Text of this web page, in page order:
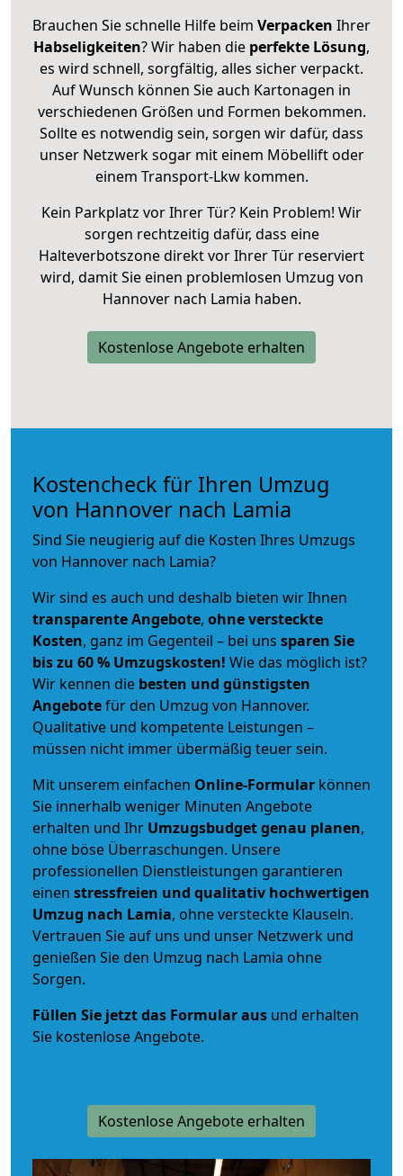
Brauchen Sie schnelle Hilfe beim Verpacken Ihrer
Habseligkeiten? Wir haben die perfekte Lösung,
es wird schnell, sorgfältig, alles sicher verpackt.
Auf Wunsch können Sie auch Kartonagen in
verschiedenen Größen und Formen bekommen.
Sollte es notwendig sein, sorgen wir dafür, dass
unser Netzwerk sogar mit einem Möbellift oder
einem Transport-Lkw kommen.
Kein Parkplatz vor Ihrer Tür? Kein Problem! Wir
sorgen rechtzeitig dafür, dass eine
Halteverbotszone direkt vor Ihrer Tür reserviert
wird, damit Sie einen problemlosen Umzug von
Hannover nach Lamia haben.
Kostenlose Angebote erhalten
Kostencheck für Ihren Umzug
von Hannover nach Lamia
Sind Sie neugierig auf die Kosten Ihres Umzugs
von Hannover nach Lamia?
Wir sind es auch und deshalb bieten wir Ihnen
transparente Angebote, ohne versteckte
Kosten, ganz im Gegenteil – bei uns sparen Sie
bis zu 60 % Umzugskosten! Wie das möglich ist?
Wir kennen die besten und günstigsten
Angebotefür den Umzug von Hannover.
Qualitative und kompetente Leistungen –
müssen nicht immer übermäßig teuer sein.
Mit unserem einfachen Online-Formular können
Sie innerhalb weniger Minuten Angebote
erhalten und Ihr Umzugsbudgetgenau planen,
ohne böse Überraschungen. Unsere
professionellen Dienstleistungen garantieren
einen stressfreien und qualitativ hochwertigen
Umzug nach Lamia, ohne versteckte Klauseln.
Vertrauen Sie auf uns und unser Netzwerk und
genießen Sie den Umzug nach Lamia ohne
Sorgen.
Füllen Sie jetzt das Formular aus und erhalten
Sie kostenlose Angebote.
Kostenlose Angebote erhalten